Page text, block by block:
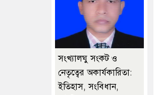
সংখ্যালঘু সংকট ও
নেতৃত্বের অকার্যকারিতা:
ইতিহাস, সংবিধান,